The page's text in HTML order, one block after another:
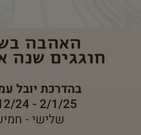
האהבה
חוגגים שנה
בהדרכת יובל
2/1/25 - 31/12/24
שלישי -